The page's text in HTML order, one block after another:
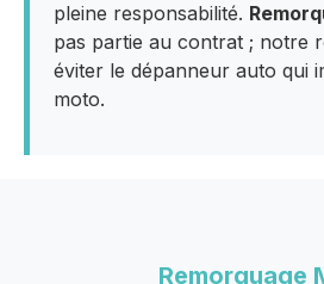
pleine responsabilité.
pas partie au contrat ; notre
éviter le dépanneur auto qui
moto.
Remorquage